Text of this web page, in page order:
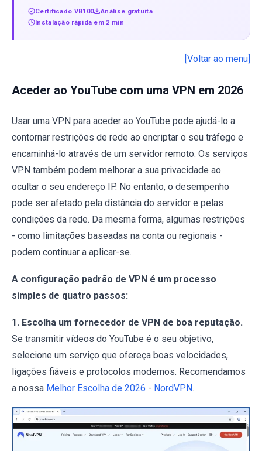
Certificado VB100
Análise gratuita
Instalação rápida em 2 min
[Voltar ao menu]
Aceder ao YouTube com uma VPN em 2026
Usar uma VPN para aceder ao YouTube pode ajudá-lo a
contornar restrições de rede ao encriptar o seu tráfego e
encaminhá-lo através de um servidor remoto. Os serviços
VPN também podem melhorar a sua privacidade ao
ocultar o seu endereço IP. No entanto, o desempenho
pode ser afetado pela distância do servidor e pelas
condições da rede. Da mesma forma, algumas restrições
- como limitações baseadas na conta ou regionais -
podem continuar a aplicar-se.
A configuração padrão de VPN é um processo
simples de quatro passos:
1. Escolha um fornecedor de VPN de boa reputação.
Se transmitir vídeos do YouTube é o seu objetivo,
selecione um serviço que ofereça boas velocidades,
ligações fiáveis e protocolos modernos. Recomendamos
a nossa Melhor Escolha de 2026 - NordVPN.